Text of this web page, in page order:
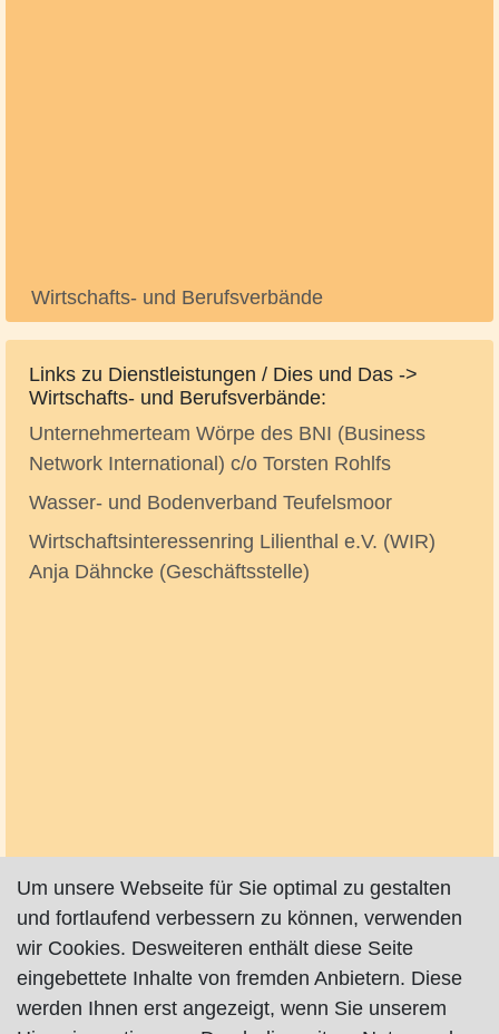
Wirtschafts- und Berufsverbände
Links zu Dienstleistungen / Dies und Das ->
Wirtschafts- und Berufsverbände:
Unternehmerteam Wörpe des BNI (Business
Network International) c/o Torsten Rohlfs
Wasser- und Bodenverband Teufelsmoor
Wirtschaftsinteressenring Lilienthal e.V. (WIR)
Anja Dähncke (Geschäftsstelle)
Um unsere Webseite für Sie optimal zu gestalten
und fortlaufend verbessern zu können, verwenden
wir Cookies. Desweiteren enthält diese Seite
eingebettete Inhalte von fremden Anbietern. Diese
werden Ihnen erst angezeigt, wenn Sie unserem